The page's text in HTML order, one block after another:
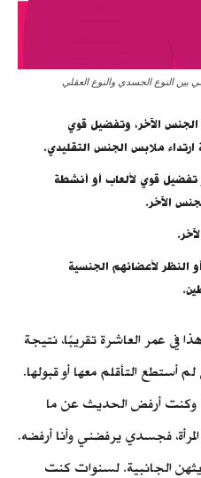
بين النوع الجسدي والنوع العقلي
الآخر، وتفضيل قوي
ارتداء ملابس الجنس التقليدي.
تفضيل قوي لألعاب أو أنشطة
الآخر.
لأعضائهم الجنسية
عمر العاشرة تقريبًا، نتيجة
أستطع التأقلم معها أو قبولها.
وكنت أرفض الحديث عن ما
فجسدي يرفضني وأنا أرفضه.
الجانبية. لسنوات كنت